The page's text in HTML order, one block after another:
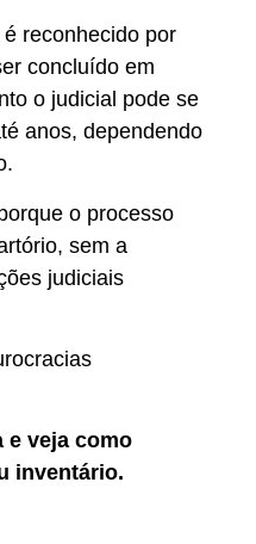
reconhecido por
concluído em
o judicial pode se
anos, dependendo
o processo
sem a
judiciais
e veja como
inventário.